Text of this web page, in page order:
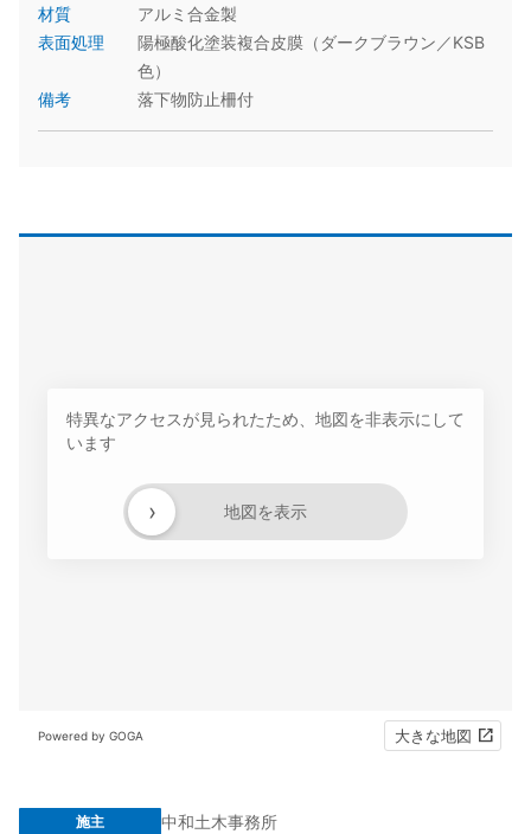
材質
アルミ合金製
表面処理
陽極酸化塗装複合皮膜（ダークブラウン／KSB
色）
備考
落下物防止柵付
特異なアクセスが見られたため、地図を非表示にして
います
地図を表示
›
Powered by GOGA 大きな地図
施主 中和土木事務所